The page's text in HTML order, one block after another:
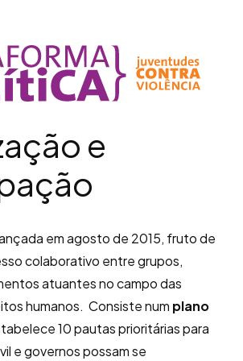
e
em agosto de 2015, fruto de
colaborativo entre grupos,
atuantes no campo das
humanos. Consiste num plano
10 pautas prioritárias para
e governos possam se